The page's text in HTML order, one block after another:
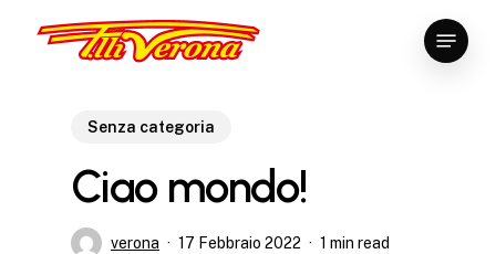
Menu
Senza categoria
Ciao mondo!
verona 17 Febbraio 2022 1 min read